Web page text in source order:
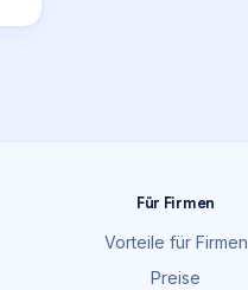
Für Firmen
Vorteile für Firmen
Preise